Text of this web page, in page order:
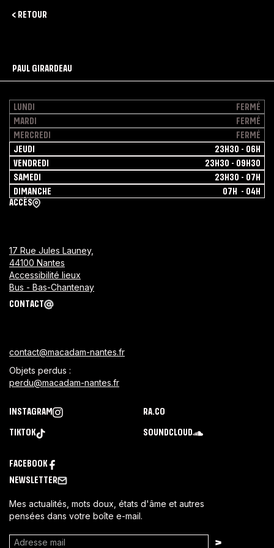
< RETOUR
PAUL GIRARDEAU
LUNDI
FERMÉ
MARDI
FERMÉ
MERCREDI
FERMÉ
JEUDI
23H30 - 06H
VENDREDI
23H30 - 09H30
SAMEDI
23H30 - 07H
DIMANCHE
07H - 04H
ACCÈS
17 Rue Jules Launey,
44100 Nantes
Accessibilité lieux
Bus - Bas-Chantenay
CONTACT
contact@macadam-nantes.fr
Objets perdus :
perdu@macadam-nantes.fr
INSTAGRAM RA.CO
SOUNDCLOUD
FACEBOOK
TIKTOK
NEWSLETTER
Mes actualités, mots doux, états d'âme et autres
pensées dans votre boîte e-mail.